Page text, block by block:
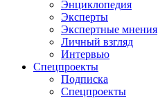
Энциклопедия
Эксперты
Экспертные мнения
Личный взгляд
Интервью
Спецпроекты
Подписка
Спецпроекты